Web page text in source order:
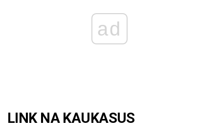
ad
LINK NA KAUKASUS